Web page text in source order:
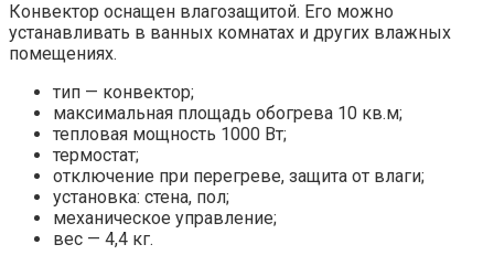
Конвектор оснащен влагозащитой. Его можно
устанавливать в ванных комнатах и ​​других влажных
помещениях.
тип — конвектор;
максимальная площадь обогрева 10 кв.м;
тепловая мощность 1000 Вт;
термостат;
отключение при перегреве, защита от влаги;
установка: стена, пол;
механическое управление;
вес — 4,4 кг.